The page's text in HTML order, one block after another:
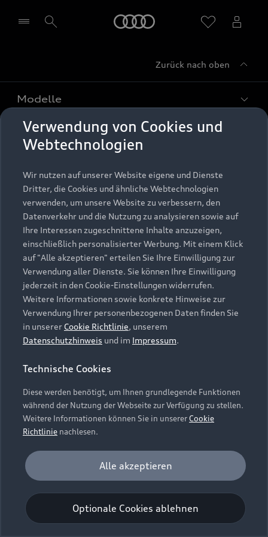
Zurück nach oben
Modelle
Alle Modelle
Elektromodelle
Plug-in-Hybride
Kaufen & leasen
Neuwagensuche
Gebrauchtwagensuche
Gebrauchtwagen
Finanzierung
Aktionen & Angebote
Geschäftskunden
Saisonale Angebote
Audi Services
Garantie
Audi digital services
myAudi
Support
Kundenservice
Händlersuche
Audi Code
Häufige Fragen (FAQ)
Audi Online Beratung
Bordbuch & Bedienungsanleitungen
Verträge kündigen
Vertrag widerrufen
Über Audi
Unternehmen
Karriere
Investor Relations
Presse & Media Center
Datenschutz
Audi erleben
Newsletter
© 2026 AUDI AG. Alle Rechte vorbehalten
Datenschutzinformation
Cookie-Richtlinie
Barrierefreiheit
Digital Services Act
EU Data Act
Embleme am Fahrzeug bei allen Abbildungen auf dieser
Webseite kann abweichen.
Verwendung von Cookies und
Webtechnologien
Wir nutzen auf unserer Website eigene und Dienste
Dritter, die Cookies und ähnliche Webtechnologien
verwenden, um unsere Website zu verbessern, den
Datenverkehr und die Nutzung zu analysieren sowie auf
Ihre Interessen zugeschnittene Inhalte anzuzeigen,
einschließlich personalisierter Werbung. Mit einem Klick
auf "Alle akzeptieren" erteilen Sie Ihre Einwilligung zur
Verwendung aller Dienste. Sie können Ihre Einwilligung
jederzeit in den Cookie-Einstellungen widerrufen.
Weitere Informationen sowie konkrete Hinweise zur
Verwendung Ihrer personenbezogenen Daten finden Sie
in unserer Cookie Richtlinie, unserem
Datenschutzhinweis und im Impressum.
Technische Cookies
Diese werden benötigt, um Ihnen grundlegende Funktionen
während der Nutzung der Webseite zur Verfügung zu stellen.
Weitere Informationen können Sie in unsererCookie
Richtlinie nachlesen.
Analyse und Statistik
Performance Cookies sammeln Informationen
darüber, wie unsere Webseite genutzt wird (z. B.
Anzahl der Besuche, Verweildauer). Diese Cookies
werden zur Optimierung der Webseite verwendet.
Optionale Cookies ablehnen
Alle akzeptieren